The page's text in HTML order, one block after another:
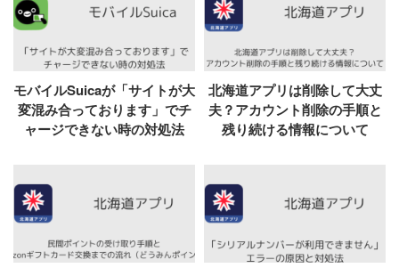
モバイルSuicaが「サイトが大
変混み合っております」でチ
ャージできない時の対処法
北海道アプリは削除して大丈
夫？アカウント削除の手順と
残り続ける情報について